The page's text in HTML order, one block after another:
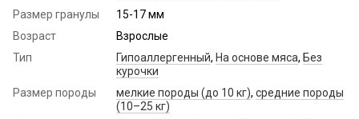
Размер гранулы
15-17 мм
Возраст
Взрослые
Тип
Гипоаллергенный, На основе мяса, Без
курочки
Размер породы
мелкие породы (до 10 кг), средние породы
(10–25 кг)